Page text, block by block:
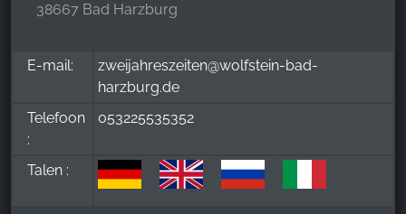
38667 Bad Harzburg
E-mail:
zweijahreszeiten@wolfstein-bad-
harzburg.de
Telefoon
:
053225535352
Talen :